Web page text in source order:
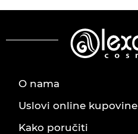
O nama
Uslovi online kupovine
Kako poručiti